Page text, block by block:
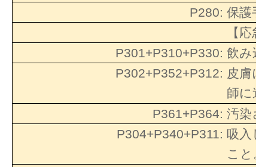
P280: 保護
【応
P301+P310+P330: 飲み
P302+P352+P312: 皮膚
師に
P361+P364: 汚染
P304+P340+P311: 吸入
こと